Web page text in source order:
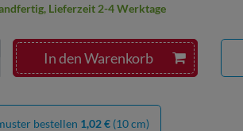
In den Warenkorb
Lieferzeit 2-4 Werktage
bestellen 1,02 € (10 cm)